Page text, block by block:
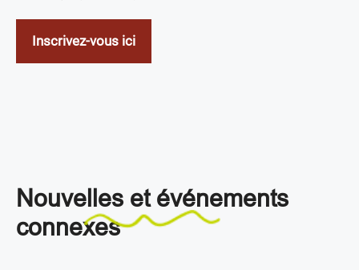
Inscrivez-vous ici
Nouvelles et événements
connexes